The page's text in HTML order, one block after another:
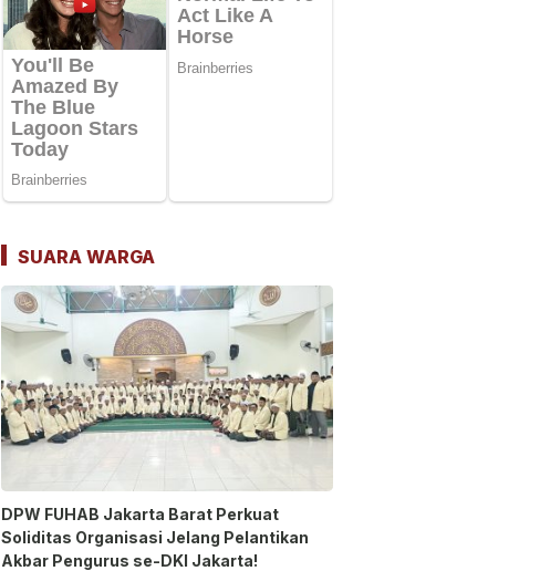
SUARA WARGA
DPW FUHAB Jakarta Barat Perkuat
Soliditas Organisasi Jelang Pelantikan
Akbar Pengurus se-DKI Jakarta!